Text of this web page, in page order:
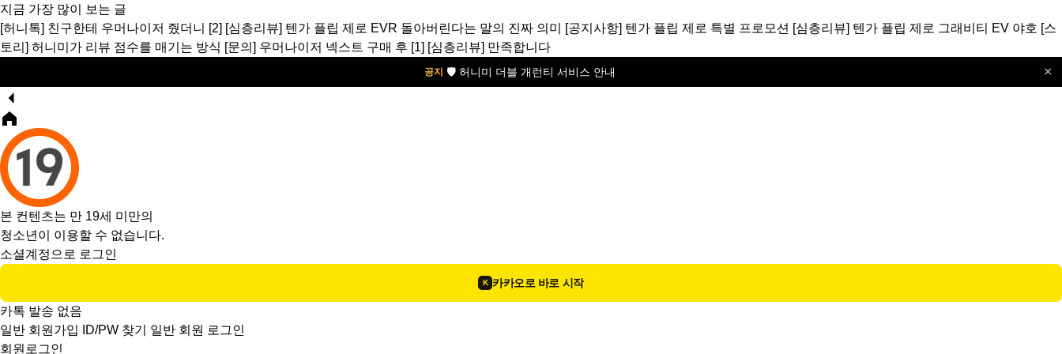
지금 가장 많이 보는 글
[허니톡] 친구한테 우머나이저 줬더니 [2] [심층리뷰] 텐가 플립 제로 EVR 돌아버린다는 말의 진짜 의미 [공지사항] 텐가 플립 제로 특별 프로모션 [심층리뷰] 텐가 플립 제로 그래비티 EV 야호 [스
토리] 허니미가 리뷰 점수를 매기는 방식 [문의] 우머나이저 넥스트 구매 후 [1] [심층리뷰] 만족합니다
공지 🛡️ 허니미 더블 개런티 서비스 안내 ×
본 컨텐츠는 만 19세 미만의
청소년이 이용할 수 없습니다.
소셜계정으로 로그인
K 카카오로 바로 시작
카톡 발송 없음
일반 회원가입
ID/PW 찾기
일반 회원 로그인
회원로그인